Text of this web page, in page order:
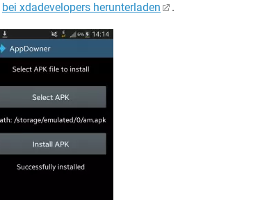
bei xdadevelopers herunterladen .